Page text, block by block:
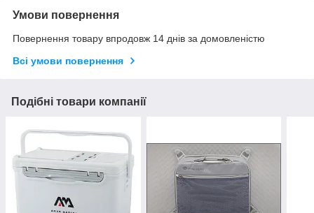
Умови повернення
Повернення товару впродовж 14 днів за домовленістю
Всі умови повернення
Подібні товари компанії